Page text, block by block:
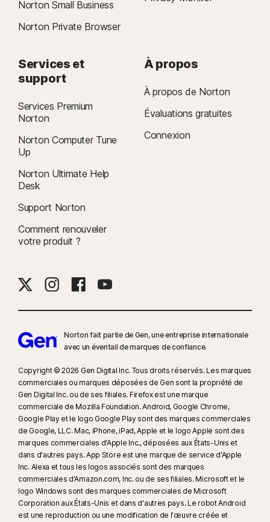
Norton Small Business
Norton Private Browser
Services et
support
Services Premium
Norton
Norton Computer Tune
Up
Norton Ultimate Help
Desk
Support Norton
Comment renouveler
votre produit ?
À propos
À propos de Norton
Évaluations gratuites
Connexion
Norton fait partie de Gen, une entreprise internationale
avec un éventail de marques de confiance.​
Copyright © 2026 Gen Digital Inc. Tous droits réservés. Les marques
commerciales ou marques déposées de Gen sont la propriété de
Gen Digital Inc. ou de ses filiales. Firefox est une marque
commerciale de Mozilla Foundation. Android, Google Chrome,
Google Play et le logo Google Play sont des marques commerciales
de Google, LLC. Mac, iPhone, iPad, Apple et le logo Apple sont des
marques commerciales d'Apple Inc., déposées aux États-Unis et
dans d'autres pays. App Store est une marque de service d'Apple
Inc. Alexa et tous les logos associés sont des marques
commerciales d'Amazon.com, Inc. ou de ses filiales. Microsoft et le
logo Windows sont des marques commerciales de Microsoft
Corporation aux États-Unis et dans d'autres pays. Le robot Android
est une reproduction ou une modification de l'œuvre créée et